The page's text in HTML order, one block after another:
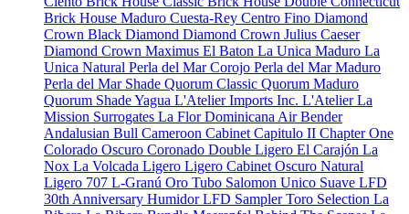
Brick House Maduro Cuesta-Rey Centro Fino Diamond
Crown Black Diamond Diamond Crown Julius Caeser
Diamond Crown Maximus El Baton La Unica Maduro La
Unica Natural Perla del Mar Corojo Perla del Mar Maduro
Perla del Mar Shade Quorum Classic Quorum Maduro
Quorum ShadeYagua L'Atelier Imports Inc. L'AtelierLa
Mission Surrogates La Flor Dominicana Air Bender
Andalusian Bull Cameroon Cabinet Capitulo II Chapter One
Colorado Oscuro Coronado Double Ligero El Carajón La
Nox La Volcada Ligero Ligero Cabinet Oscuro Natural
Ligero 707 L-Granú Oro Tubo Salomon Unico Suave LFD
30th Anniversary HumidorLFD Sampler Toro Selection La